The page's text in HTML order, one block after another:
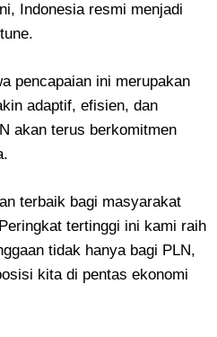
Indonesia resmi menjadi
pencapaian ini merupakan
adaptif, efisien, dan
akan terus berkomitmen
terbaik bagi masyarakat
tertinggi ini kami raih
tidak hanya bagi PLN,
kita di pentas ekonomi